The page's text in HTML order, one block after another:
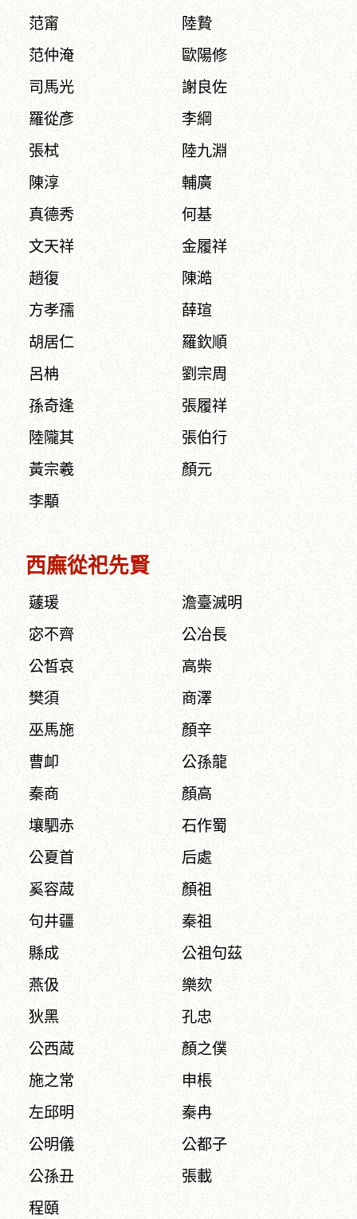
范甯
陸贄
范仲淹
歐陽修
司馬光
謝良佐
羅從彥
李綱
張栻
陸九淵
陳淳
輔廣
真德秀
何基
文天祥
金履祥
趙復
陳澔
方孝孺
薛瑄
胡居仁
羅欽順
呂柟
劉宗周
孫奇逢
張履祥
陸隴其
張伯行
黃宗羲
顏元
李顒
西廡從祀先賢
蘧瑗
澹臺滅明
宓不齊
公冶長
公皙哀
高柴
樊須
商澤
巫馬施
顏辛
曹卹
公孫龍
秦商
顏高
壤駟赤
石作蜀
公夏首
后處
奚容蒧
顏祖
句井疆
秦祖
縣成
公祖句茲
燕伋
樂欬
狄黑
孔忠
公西蒧
顏之僕
施之常
申棖
左邱明
秦冉
公明儀
公都子
公孫丑
張載
程頤